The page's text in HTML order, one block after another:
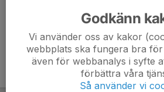
För att hitta dessa priser gå till
Godkänn
Vi använder oss av kakor
webbplats ska fungera bra för
även för webbanalys i syfte
förbättra våra
Så använder vi